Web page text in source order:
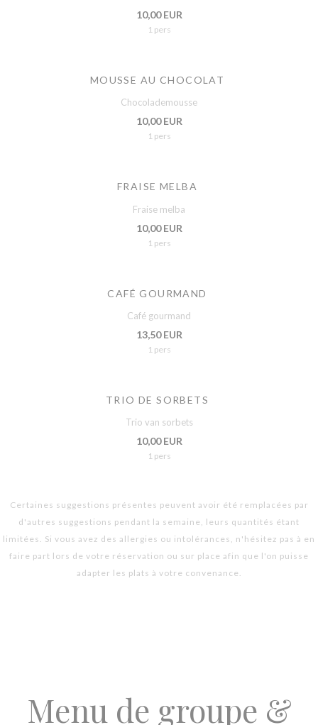
10,00 EUR
1 pers
MOUSSE AU CHOCOLAT
Chocolademousse
10,00 EUR
1 pers
FRAISE MELBA
Fraise melba
10,00 EUR
1 pers
CAFÉ GOURMAND
Café gourmand
13,50 EUR
1 pers
TRIO DE SORBETS
Trio van sorbets
10,00 EUR
1 pers
Certaines suggestions présentes peuvent avoir été remplacées par
d'autres suggestions pendant la semaine, leurs quantités étant
limitées. Si vous avez des allergies ou intolérances, n'hésitez pas à en
faire part lors de votre réservation ou sur place afin que l'on puisse
adapter les plats à votre convenance.
Menu de groupe &